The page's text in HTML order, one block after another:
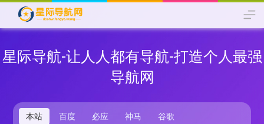
星际导航-让人人都有导航-打造个人最强
导航网
本站 百度 必应 神马 谷歌